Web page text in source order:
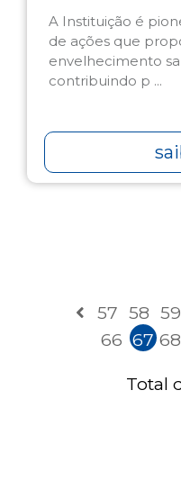
A Instituição é
de ações que
envelhecimento
contribuindo p ...
57 58 59
66 67 68
Total